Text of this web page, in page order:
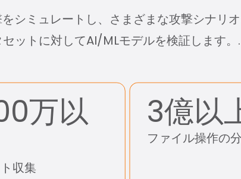
シミュレートし、さまざまな攻撃シナリ
ットに対してAI/MLモデルを検証します。.
万以
収集
3億以
ファイル操作の